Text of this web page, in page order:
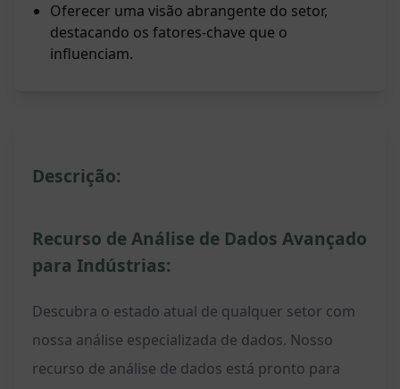
Oferecer uma visão abrangente do setor,
destacando os fatores-chave que o
influenciam.
Descrição:
Recurso de Análise de Dados Avançado
para Indústrias:
Descubra o estado atual de qualquer setor com
nossa análise especializada de dados. Nosso
recurso de análise de dados está pronto para